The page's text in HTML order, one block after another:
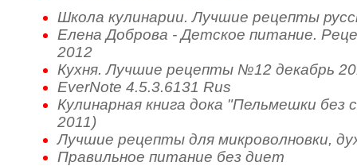
Школа кулинарии. Лучшие рецепты
Елена Доброва - Детское питание.
2012
Кухня. Лучшие рецепты №12 декабрь
EverNote 4.5.3.6131 Rus
Кулинарная книга дока "Пельмешки без
2011)
Лучшие рецепты для микроволновки,
Правильное питание без диет